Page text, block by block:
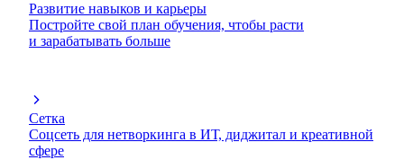
Развитие навыков и карьеры
Постройте свой план обучения, чтобы расти
и зарабатывать больше
Сетка
Соцсеть для нетворкинга в ИТ, диджитал и креативной
сфере